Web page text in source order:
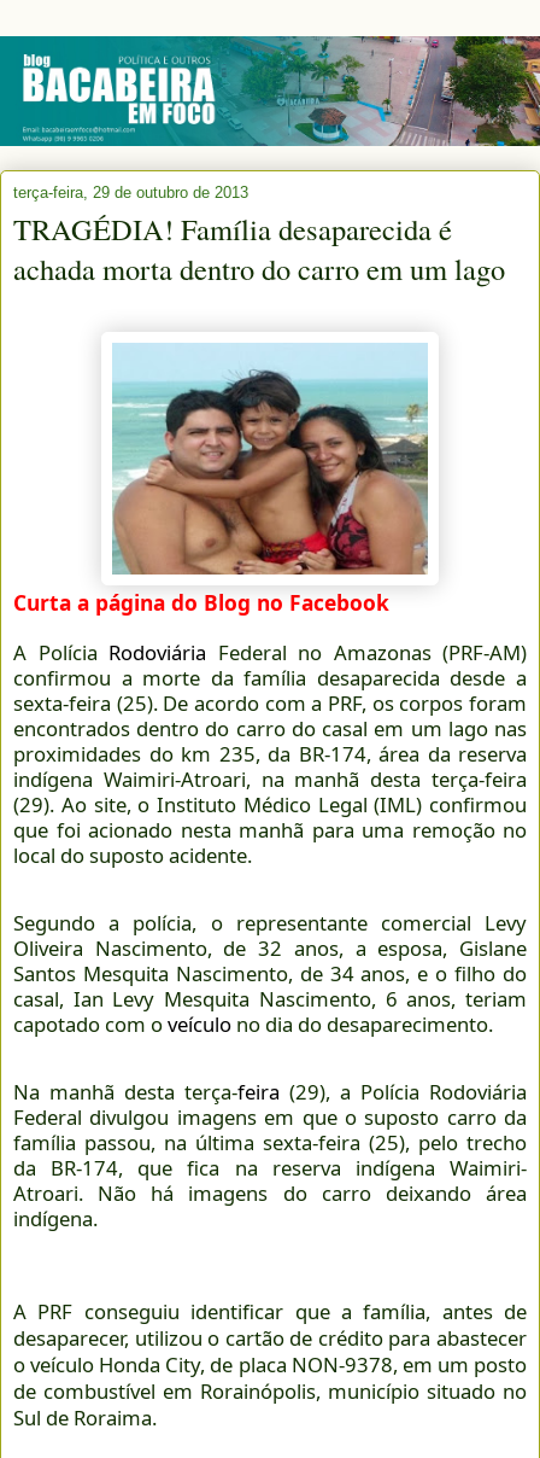
terça-feira, 29 de outubro de 2013
TRAGÉDIA! Família desaparecida é
achada morta dentro do carro em um lago
Curta a página do Blog no Facebook
A Polícia Rodoviária Federal no Amazonas (PRF-AM)
confirmou a morte da família desaparecida desde a
sexta-feira (25). De acordo com a PRF, os corpos foram
encontrados dentro do carro do casal em um lago nas
proximidades do km 235, da BR-174, área da reserva
indígena Waimiri-Atroari, na manhã desta terça-feira
(29). Ao site, o Instituto Médico Legal (IML) confirmou
que foi acionado nesta manhã para uma remoção no
local do suposto acidente.
Segundo a polícia, o representante comercial Levy
Oliveira Nascimento, de 32 anos, a esposa, Gislane
Santos Mesquita Nascimento, de 34 anos, e o filho do
casal, Ian Levy Mesquita Nascimento, 6 anos, teriam
capotado com oveículo no dia do desaparecimento.
Na manhã desta terça-feira (29), a Polícia Rodoviária
Federal divulgou imagens em que o suposto carro da
família passou, na última sexta-feira (25), pelo trecho
da BR-174, que fica na reserva indígena Waimiri-
Atroari. Não há imagens do carro deixando área
indígena.
A PRF conseguiu identificar que a família, antes de
desaparecer, utilizou o cartão de crédito para abastecer
o veículo Honda City, de placa NON-9378, em um posto
de combustível em Rorainópolis, município situado no
Sul de Roraima.